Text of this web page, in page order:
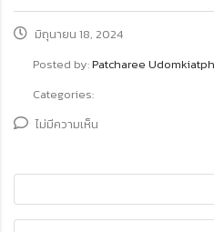
มิถุนายน 18, 2024
Posted by:Patcharee
Categories:
ไม่มีความเห็น